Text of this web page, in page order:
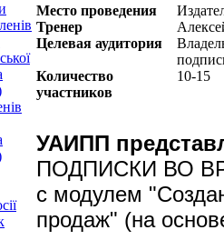
Место проведения
Тренер
Целевая аудитория
Количество
участников
10-15
УАИПП
ПОДПИСКИ ВО
с модулем
продаж" (на